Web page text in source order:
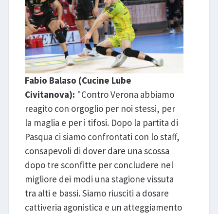
Fabio Balaso (Cucine Lube
Civitanova): "Contro Verona abbiamo
reagito con orgoglio per noi stessi, per
la maglia e per i tifosi. Dopo la partita di
Pasqua ci siamo confrontati con lo staff,
consapevoli di dover dare una scossa
dopo tre sconfitte per concludere nel
migliore dei modi una stagione vissuta
tra alti e bassi. Siamo riusciti a dosare
cattiveria agonistica e un atteggiamento